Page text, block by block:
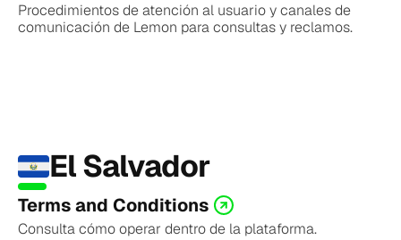
Procedimientos de atención al usuario y canales de
comunicación de Lemon para consultas y reclamos.
El Salvador
Terms and Conditions
Consulta cómo operar dentro de la plataforma.